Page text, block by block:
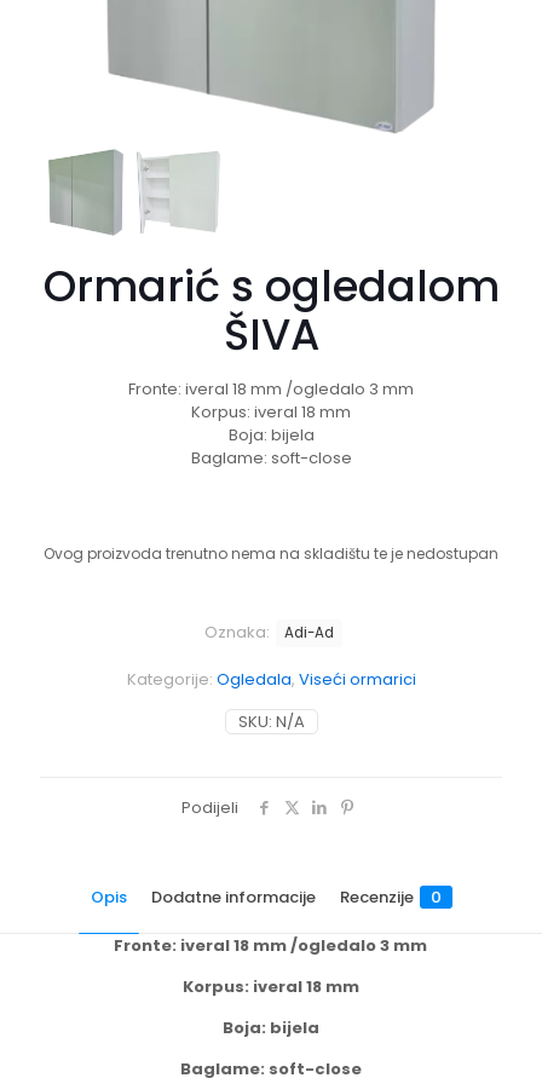
Ormarić s ogledalom
ŠIVA
Fronte: iveral 18 mm /ogledalo 3 mm
Korpus: iveral 18 mm
Boja: bijela
Baglame: soft-close
Ovog proizvoda trenutno nema na skladištu te je nedostupan
SKU: N/A
Kategorije: Ogledala, Viseći ormarici
Oznaka: Adi-Ad
Podijeli
Opis Dodatne informacije Recenzije 0
Fronte: iveral 18 mm /ogledalo 3 mm
Korpus: iveral 18 mm
Boja: bijela
Baglame: soft-close